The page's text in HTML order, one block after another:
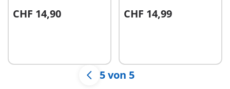
CHF 14,90
In den Warenkorb CHF 14,99
5 von 5